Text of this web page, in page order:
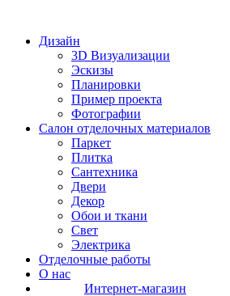
Дизайн
3D Визуализации
Эскизы
Планировки
Пример проекта
Фотографии
Салон отделочных материалов
Паркет
Плитка
Сантехника
Двери
Декор
Обои и ткани
Свет
Электрика
Отделочные работы
О нас
Интернет-магазин